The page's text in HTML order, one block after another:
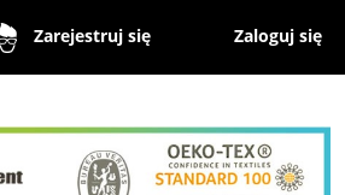
Zarejestruj się Zaloguj się